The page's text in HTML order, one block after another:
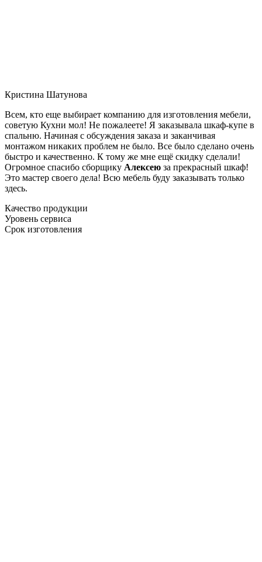
Кристина Шатунова
Всем, кто еще выбирает компанию для изготовления мебели,
советую Кухни мол! Не пожалеете! Я заказывала шкаф-купе в
спальню. Начиная с обсуждения заказа и заканчивая
монтажом никаких проблем не было. Все было сделано очень
быстро и качественно. К тому же мне ещё скидку сделали!
Огромное спасибо сборщику Алексею за прекрасный шкаф!
Это мастер своего дела! Всю мебель буду заказывать только
здесь.
Качество продукции
Уровень сервиса
Срок изготовления